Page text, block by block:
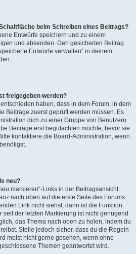
beim Schreiben eines Beitrags?
Entwürfe speichern und zu einem
und absenden. Den gesicherten Beitrag
Entwürfe verwalten“ in deinem
freigegeben werden?
haben, dass in dem Forum, in dem
Beiträge zuerst geprüft werden müssen. Es
dich zu einer Gruppe von Benutzern
Beiträge erst begutachten möchte, bevor sie
kontaktiere die Board-Administration, wenn
neu?
markieren“-Links in der Beitragsansicht
nach oben auf die erste Seite des Forums
Link nicht siehst, dann ist die Funktion
der letzten Markierung ist nicht genügend
das Thema nach oben zu holen, indem du
Stelle jedoch sicher, dass du die Regeln
meist nicht gerne gesehen, wenn ohne
Themen geantwortet wird.